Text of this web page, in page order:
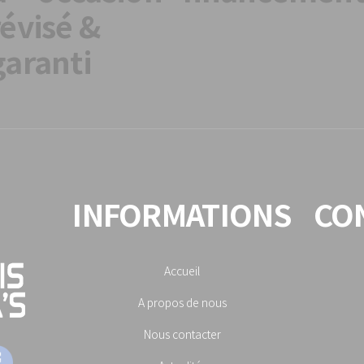
&
INFORMATIONS
Accueil
A propos de nous
Nous contacter